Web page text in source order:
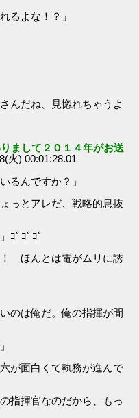
るよな！？」
んだね、見惚れちゃうよ
まして２０１４年がお送
火) 00:01:28.01
るんですか？」
っとアレだ、戦略的息抜
ｺﾞｺﾞｺﾞ
ほんとは電がムリに誘
のは俺だ。俺の指揮が間
が面白くて執務が進んで
指揮官なのだから、もっ